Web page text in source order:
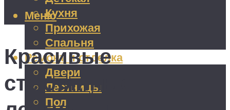
Кухня
Прихожая
Спальня
Ремонт и отделка
Двери
Лестницы
Пол
Меню
Красивые
стеклянные